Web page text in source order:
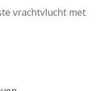
vrachtvlucht met